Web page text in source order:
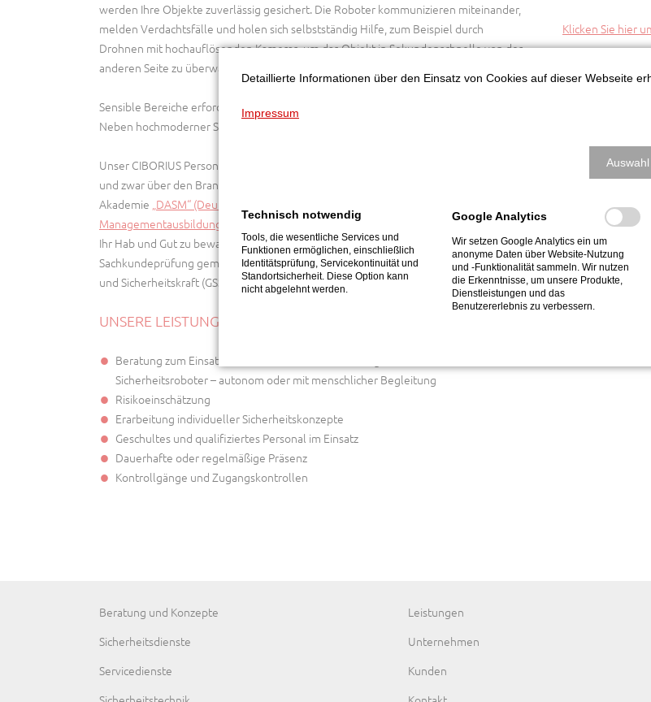
werden Ihre Objekte zuverlässig gesichert. Die Roboter kommunizieren miteinander,
melden Verdachtsfälle und holen sich selbstständig Hilfe, zum Beispiel durch
Drohnen mit hochauflösenden Kameras, um das Objekt in Sekundenschnelle von der
anderen Seite zu überwachen.
Sensible Bereiche erfordern eine effektive Zugangskontrolle von Gast und Gepäck.
Neben hochmoderner Sicherheitstechnik, sind verlässliche Mitarbeiter unersetzlich.
Unser CIBORIUS Personal wird regelmäßig von eigenen Führungskräften geschult –
und zwar über den Branchen-Standard hinaus. An unserer eigenen zertifizierten
Akademie „DASM“ (Deutsche Akademie für Sicherheits- und
Managementausbildungen GmbH)bilden wir erstklassige Mitarbeiter aus, die helfen,
Ihr Hab und Gut zu bewachen. Dabei gehen wir über den Mindeststandard der
Sachkundeprüfung gem. §34a hinaus – u. A. mit der Fortbildung zur geprüften Schutz-
und Sicherheitskraft (GSSK).
UNSERE LEISTUNGEN IM OBJEKTSCHUTZ:
Beratung zum Einsatz hochmoderner und zuverlässiger Service- und
Sicherheitsroboter – autonom oder mit menschlicher Begleitung
Risikoeinschätzung
Erarbeitung individueller Sicherheitskonzepte
Geschultes und qualifiziertes Personal im Einsatz
Dauerhafte oder regelmäßige Präsenz
Kontrollgänge und Zugangskontrollen
Klicken Sie hier
Navigation
überspringen
Beratung und Konzepte
Sicherheitsdienste
Servicedienste
Navigation
überspringen
Leistungen
Unternehmen
Kunden
Detaillierte Informationen über den Einsatz von Cookies auf dieser Webseite
Impressum
Technisch notwendig
Tools, die wesentliche Services und
Funktionen ermöglichen, einschließlich
Identitätsprüfung, Servicekontinuität und
Standortsicherheit. Diese Option kann
nicht abgelehnt werden.
Google Analytics
Wir setzen Google Analytics ein um
anonyme Daten über Website-Nutzung
und -Funktionalität sammeln. Wir nutzen
die Erkenntnisse, um unsere Produkte,
Dienstleistungen und das
Benutzererlebnis zu verbessern.